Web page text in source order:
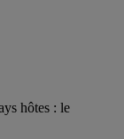
hôtes : le